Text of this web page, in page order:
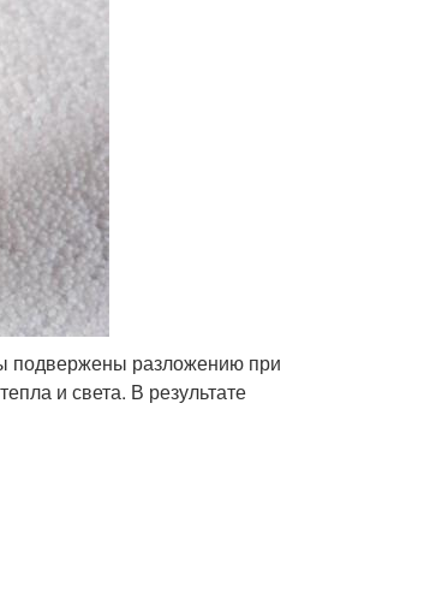
подвержены разложению при
и света. В результате